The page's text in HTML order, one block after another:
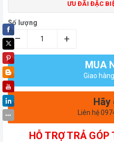
ƯU ĐÃI ĐẶC
Số lượng
– +
MUA
Giao
Hãy
Liên hệ
HỖ TRỢ TRẢ